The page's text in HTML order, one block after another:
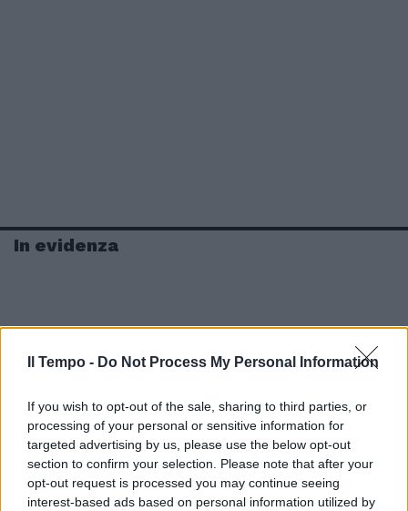
Il Tempo - Do Not Process My Personal Information
If you wish to opt-out of the sale, sharing to third parties, or
processing of your personal or sensitive information for
targeted advertising by us, please use the below opt-out
section to confirm your selection. Please note that after your
opt-out request is processed you may continue seeing
interest-based ads based on personal information utilized by
In evidenza